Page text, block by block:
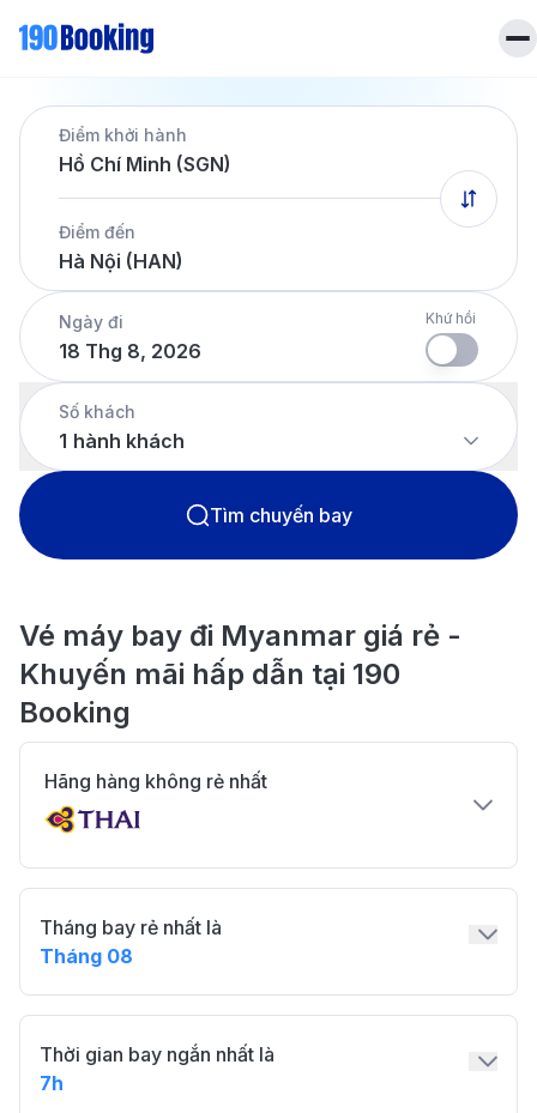
Trang chủ
Vé máy bay
Dịch vụ
Khách sạn
Tin tứcLiên hệ
Hotline
028 7303 6167
Tiếng Việt
Điểm khởi hành
Hồ Chí Minh (SGN)
Điểm đến
Hà Nội (HAN)
Ngày đi
18 Thg 8, 2026
Khứ hồi
Số khách
1 hành khách
Tìm chuyến bay
Vé máy bay đi Myanmar giá rẻ -
Khuyến mãi hấp dẫn tại 190
Booking
Hãng hàng không rẻ nhất
Tháng bay rẻ nhất là
Tháng 08
Thời gian bay ngắn nhất là
7h